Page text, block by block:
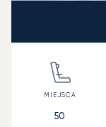
50